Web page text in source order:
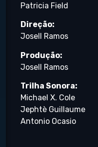
Patricia Field
Direção:
Josell Ramos
Produção:
Josell Ramos
Trilha Sonora:
Michael X. Cole
Jephtè Guillaume
Antonio Ocasio